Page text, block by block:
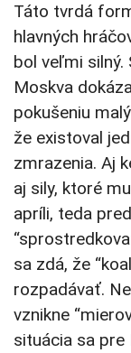
Táto tvrdá
hlavných
bol veľmi
Moskva
pokušeniu
že existoval
zmrazenia. Aj
aj sily, ktoré
apríli, teda
sa zdá, že
rozpadávať.
vznikne
situácia sa pre